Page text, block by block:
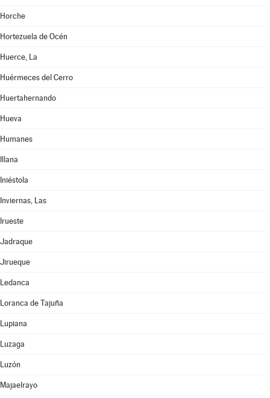
Horche
Hortezuela de Océn
Huerce, La
Huérmeces del Cerro
Huertahernando
Hueva
Humanes
Illana
Iniéstola
Inviernas, Las
Irueste
Jadraque
Jirueque
Ledanca
Loranca de Tajuña
Lupiana
Luzaga
Luzón
Majaelrayo